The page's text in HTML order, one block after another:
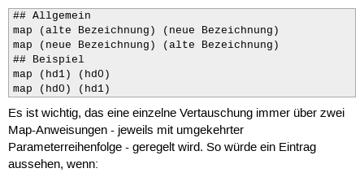
## Allgemein
map (alte Bezeichnung) (neue Bezeichnung)
map (neue Bezeichnung) (alte Bezeichnung)
## Beispiel
map (hd1) (hd0)
map (hd0) (hd1)
Es ist wichtig, das eine einzelne Vertauschung immer über zwei
Map-Anweisungen - jeweils mit umgekehrter
Parameterreihenfolge - geregelt wird. So würde ein Eintrag
aussehen, wenn: